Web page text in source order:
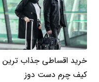
خرید اقساطی جذاب ترین
کیف چرم دست دوز